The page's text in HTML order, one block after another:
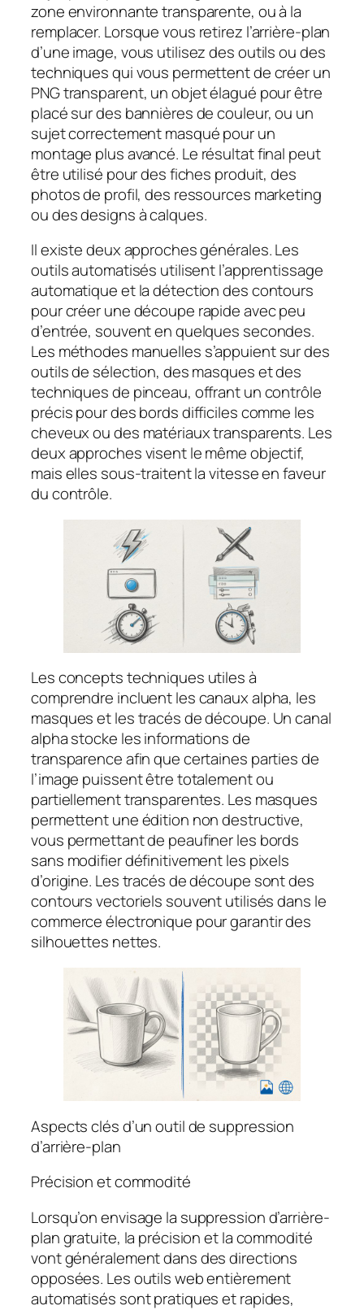
zone environnante transparente, ou à la
remplacer. Lorsque vous retirez l’arrière-plan
d’une image, vous utilisez des outils ou des
techniques qui vous permettent de créer un
PNG transparent, un objet élagué pour être
placé sur des bannières de couleur, ou un
sujet correctement masqué pour un
montage plus avancé. Le résultat final peut
être utilisé pour des fiches produit, des
photos de profil, des ressources marketing
ou des designs à calques.
Il existe deux approches générales. Les
outils automatisés utilisent l’apprentissage
automatique et la détection des contours
pour créer une découpe rapide avec peu
d’entrée, souvent en quelques secondes.
Les méthodes manuelles s’appuient sur des
outils de sélection, des masques et des
techniques de pinceau, offrant un contrôle
précis pour des bords difficiles comme les
cheveux ou des matériaux transparents. Les
deux approches visent le même objectif,
mais elles sous-traitent la vitesse en faveur
du contrôle.
Les concepts techniques utiles à
comprendre incluent les canaux alpha, les
masques et les tracés de découpe. Un canal
alpha stocke les informations de
transparence afin que certaines parties de
l’image puissent être totalement ou
partiellement transparentes. Les masques
permettent une édition non destructive,
vous permettant de peaufiner les bords
sans modifier définitivement les pixels
d’origine. Les tracés de découpe sont des
contours vectoriels souvent utilisés dans le
commerce électronique pour garantir des
silhouettes nettes.
Aspects clés d’un outil de suppression
d’arrière-plan
Précision et commodité
Lorsqu’on envisage la suppression d’arrière-
plan gratuite, la précision et la commodité
vont généralement dans des directions
opposées. Les outils web entièrement
automatisés sont pratiques et rapides,